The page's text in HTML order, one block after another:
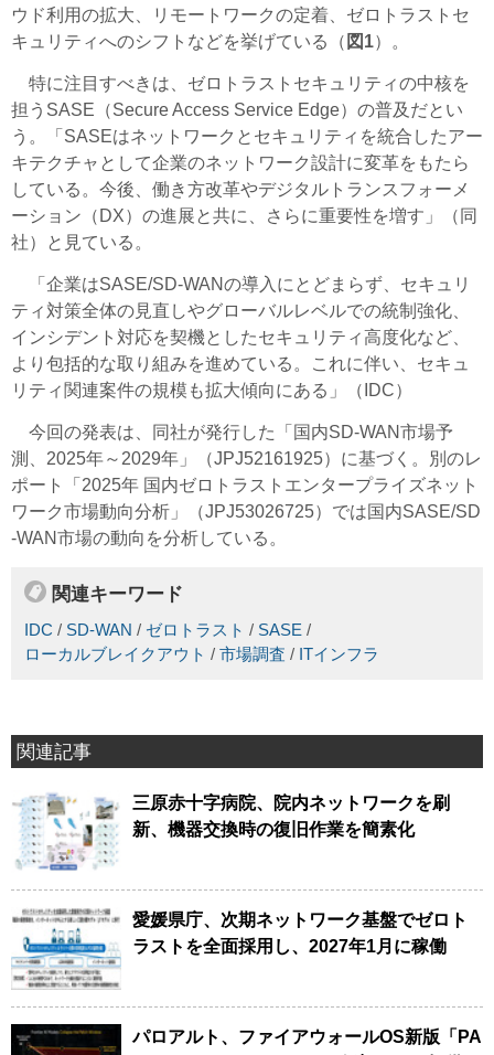
ウド利用の拡大、リモートワークの定着、ゼロトラストセ
キュリティへのシフトなどを挙げている（ 図1）。
特に注目すべきは、ゼロトラストセキュリティの中核を
担うSASE（Secure Access Service Edge）の普及だとい
う。「SASEはネットワークとセキュリティを統合したアー
キテクチャとして企業のネットワーク設計に変革をもたら
している。 今後、働き方改革やデジタルトランスフォーメ
ーション（DX）の進展と共に、さらに重要性を増す 」（同
社）と見ている。
「企業はSASE/SD-WANの導入にとどまらず、セキュリ
ティ対策全体の見直しやグローバルレベルでの統制強化、
インシデント対応を契機としたセキュリティ高度化など、
より包括的な取り組みを進めている。これに伴い、セキュ
リティ関連案件の規模も拡大傾向にある」（IDC）
今回の発表は、同社が発行した「国内SD-WAN市場予
測、2025年～2029年」（JPJ52161925）に基づく。別のレ
ポート「2025年 国内ゼロトラストエンタープライズネット
ワーク市場動向分析」（JPJ53026725）では国内SASE/SD
-WAN市場の動向を分析している。
関連キーワード
IDC / SD-WAN / ゼロトラスト / SASE /
ローカルブレイクアウト / 市場調査 / ITインフラ
関連記事
三原赤十字病院、院内ネットワークを刷
新、機器交換時の復旧作業を簡素化
愛媛県庁、次期ネットワーク基盤でゼロト
ラストを全面採用し、2027年1月に稼働
パロアルト、ファイアウォールOS新版「PA